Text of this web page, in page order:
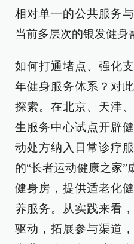
相对单一的公共服务
当前多层次的银发健身
如何打通堵点、强化
年健身服务体系？对
探索。在北京、天津
生服务中心试点开辟
动处方纳入日常诊疗
的“长者运动健康之家”
健身房，提供适老化
养服务。从实践来看
驱动，拓展参与渠道